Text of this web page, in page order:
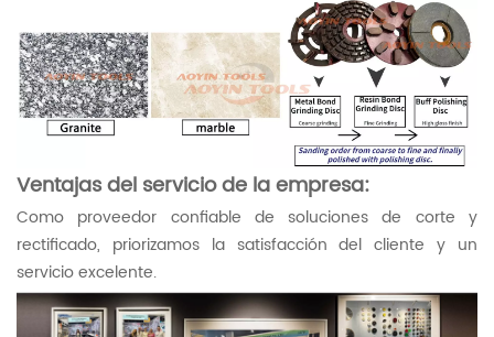
Ventajas del servicio de la empresa:
Como proveedor confiable de soluciones de corte y
rectificado, priorizamos la satisfacción del cliente y un
servicio excelente.